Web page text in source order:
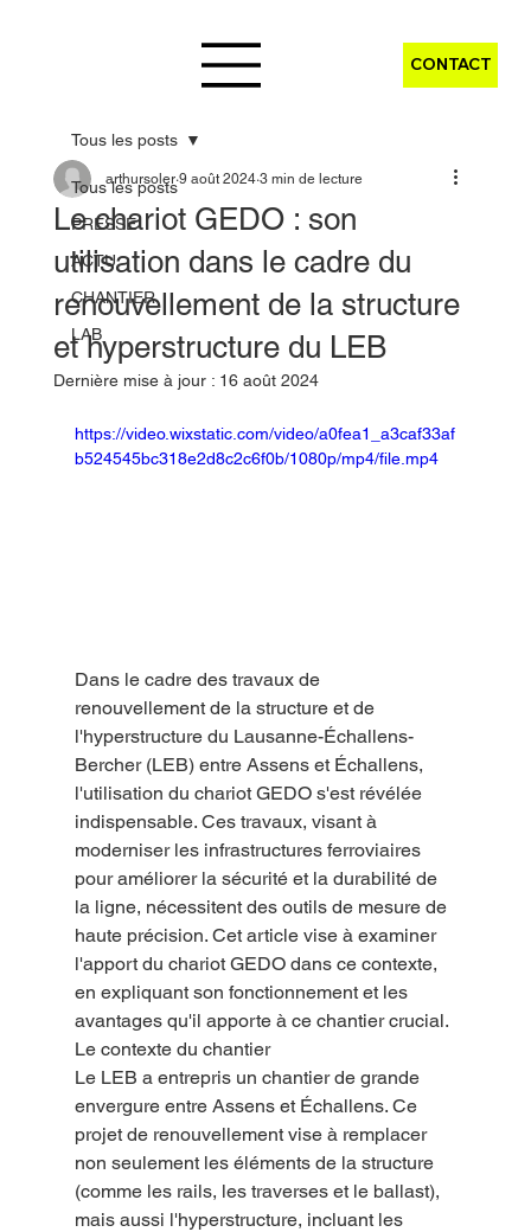
CONTACT
Tous les posts
PRESSE
ACTU
CHANTIER
LAB
Tous les posts
Le chariot GEDO : son
utilisation dans le cadre du
renouvellement de la structure
et hyperstructure du LEB
arthursoler 9 août 2024 3 min de lecture
Dernière mise à jour : 16 août 2024
https://video.wixstatic.com/video/a0fea1_a3caf33af
b524545bc318e2d8c2c6f0b/1080p/mp4/file.mp4
Dans le cadre des travaux de
renouvellement de la structure et de
l'hyperstructure du Lausanne-Échallens-
Bercher (LEB) entre Assens et Échallens,
l'utilisation du chariot GEDO s'est révélée
indispensable. Ces travaux, visant à
moderniser les infrastructures ferroviaires
pour améliorer la sécurité et la durabilité de
la ligne, nécessitent des outils de mesure de
haute précision. Cet article vise à examiner
l'apport du chariot GEDO dans ce contexte,
en expliquant son fonctionnement et les
avantages qu'il apporte à ce chantier crucial.
Le contexte du chantier
Le LEB a entrepris un chantier de grande
envergure entre Assens et Échallens. Ce
projet de renouvellement vise à remplacer
non seulement les éléments de la structure
(comme les rails, les traverses et le ballast),
mais aussi l'hyperstructure, incluant les